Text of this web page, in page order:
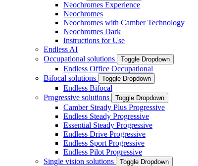
Neochromes Experience
Neochromes
Neochromes with Camber Technology
Neochromes Dark
Instructions for Use
Endless AI
Occupational solutions
Toggle Dropdown
Endless Office Occupational
Bifocal solutions
Toggle Dropdown
Endless Bifocal
Progressive solutions
Toggle Dropdown
Camber Steady Plus Progressive
Endless Steady Progressive
Essential Steady Progressive
Endless Drive Progressive
Endless Sport Progressive
Endless Pilot Progressive
Single vision solutions
Toggle Dropdown